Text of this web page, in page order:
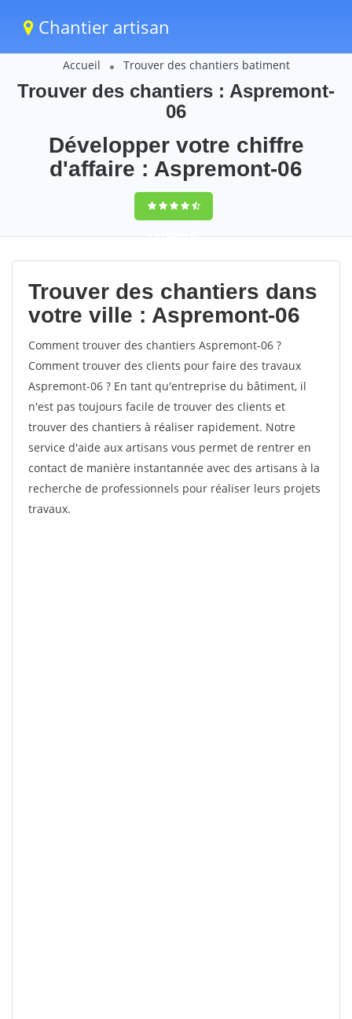
Chantier artisan
Accueil Trouver des chantiers batiment
Trouver des chantiers : Aspremont-
06
Développer votre chiffre
d'affaire : Aspremont-06
9,5(100%)62
votes
Trouver des chantiers dans
votre ville : Aspremont-06
Comment trouver des chantiers Aspremont-06 ?
Comment trouver des clients pour faire des travaux
Aspremont-06 ? En tant qu'entreprise du bâtiment, il
n'est pas toujours facile de trouver des clients et
trouver des chantiers à réaliser rapidement. Notre
service d'aide aux artisans vous permet de rentrer en
contact de manière instantannée avec des artisans à la
recherche de professionnels pour réaliser leurs projets
travaux.